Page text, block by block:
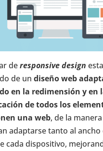
deresponsive design
de un diseño web
en la redimensión y en
de todos los
una web, de la
adaptarse tanto al ancho
cada dispositivo,